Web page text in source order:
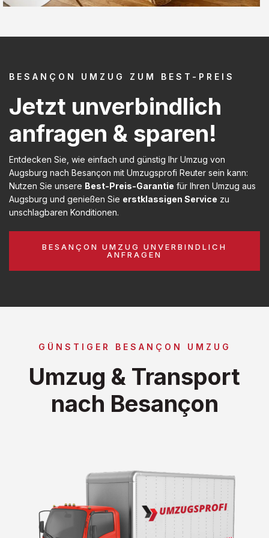
BESANÇON UMZUG ZUM BEST-PREIS
Jetzt unverbindlich
anfragen & sparen!
Entdecken Sie, wie einfach und günstig Ihr Umzug von
Augsburg nach Besançon mit Umzugsprofi Reuter sein kann:
Nutzen Sie unsere Best-Preis-Garantie für Ihren Umzug aus
Augsburg und genießen Sie erstklassigen Service zu
unschlagbaren Konditionen.
BESANÇON UMZUG UNVERBINDLICH
ANFRAGEN
GÜNSTIGER BESANÇON UMZUG
Umzug & Transport
nach Besançon